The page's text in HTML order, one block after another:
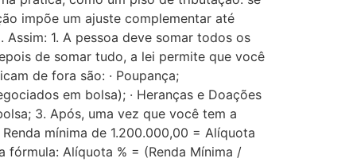
impõe um ajuste complementar até
1. A pessoa deve somar todos os
de somar tudo, a lei permite que você
de fora são: · Poupança;
em bolsa); · Heranças e Doações
3. Após, uma vez que você tem a
mínima de 1.200.000,00 = Alíquota
fórmula: Alíquota % = (Renda Mínima /